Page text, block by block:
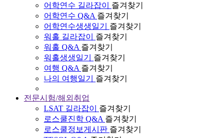
어학연수 길라잡이
즐겨찾기
어학연수 Q&A 즐겨찾기
어학연수생생일기
즐겨찾기
워홀 길라잡이
즐겨찾기
워홀 Q&A 즐겨찾기
워홀생생일기
즐겨찾기
여행 Q&A 즐겨찾기
나의 여행일기
즐겨찾기
전문시험/해외취업
LSAT 길라잡이
즐겨찾기
로스쿨진학 Q&A 즐겨찾기
로스쿨정보게시판 즐겨찾기